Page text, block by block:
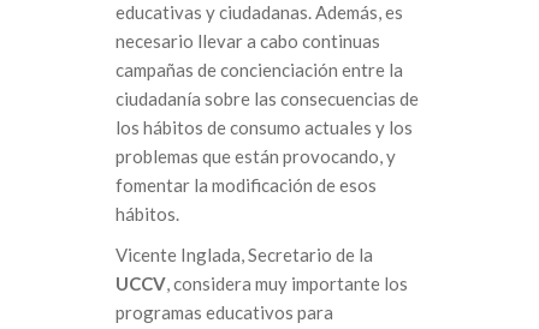
educativas y ciudadanas. Además, es
necesario llevar a cabo continuas
campañas de concienciación entre la
ciudadanía sobre las consecuencias de
los hábitos de consumo actuales y los
problemas que están provocando, y
fomentar la modificación de esos
hábitos.
Vicente Inglada, Secretario de la
UCCV, considera muy importante los
programas educativos para